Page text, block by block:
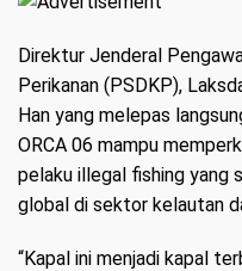
Direktur Jenderal
Perikanan (PSDKP),
Han yang melepas
ORCA 06 mampu
pelaku illegal fishing yang
global di sektor kelautan
“Kapal ini menjadi kapal